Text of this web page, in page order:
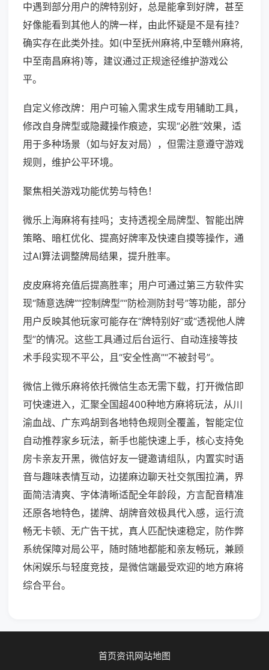
中遇到部分用户的牌特别好，总是能拿到好牌，甚至
好像能看到其他人的牌一样，由此怀疑是不是有挂？
确实存在此类外挂。如(中至抚州麻将,中至赣州麻将,
中至南昌麻将)等，建议通过正规途径维护游戏公
平。
自定义修改牌：用户可输入需求生成专用辅助工具，
修改自身牌型或隐藏操作痕迹，实现“必胜”效果，适
用于多种场景（如与好友对局），但需注意遵守游戏
规则，维护公平环境。
聚焦相关游戏功能优势与特色！
微乐上海麻将有挂吗；支持透视全局牌型、智能出牌
策略、暗杠优化、提高好牌率及快速自摸等操作，通
过AI算法调整牌局结果，提升胜率。
皮皮麻将充值后提高胜率；用户可通过第三方软件实
现“随意选牌”“控制牌型”“防检测防封号”等功能，部分
用户反映其他玩家可能存在“牌特别好”或“透视他人牌
型”的情况。这些工具通过后台运行、自动连接等技
术手段实现不平公，且“安全性高”“不被封号”。
微信上微乐麻将依托微信生态无需下载，打开微信即
可快速进入，汇聚全国超400种地方麻将玩法，从川
渝血战、广东鸡胡到各地特色规则全覆盖，智能定位
自动推荐家乡玩法，新手也能快速上手，核心支持免
房卡亲友开黑，微信好友一键邀请组队，内置实时语
音与趣味表情互动，边搓麻边聊天社交氛围拉满，界
面简洁清爽、字体清晰适配全年龄段，方言配音精准
还原各地特色，搓牌、胡牌音效极具代入感，运行流
畅无卡顿、无广告干扰，真人匹配快速稳定，防作弊
系统保障对局公平，随时随地都能和亲友畅玩，兼顾
休闲娱乐与轻度竞技，是微信端最受欢迎的地方麻将
综合平台。
首页资讯网站地图